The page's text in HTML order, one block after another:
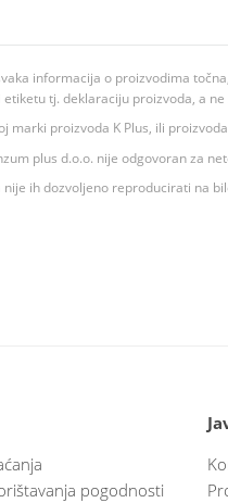
informacija o proizvodima
tj. deklaraciju proizvoda, a
marki proizvoda K Plus, ili
plus d.o.o. nije odgovoran za
ih dozvoljeno reproducirati na
pogodnosti